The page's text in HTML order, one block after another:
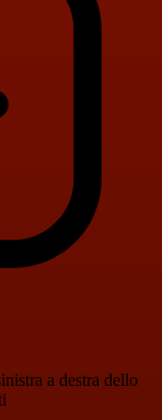
a destra dello